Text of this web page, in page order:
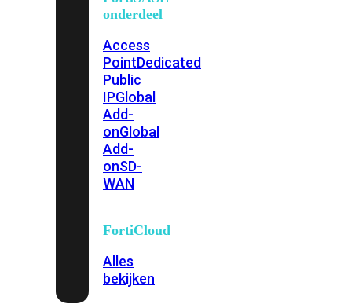
onderdeel
Access
PointDedicated
Public
IPGlobal
Add-
onGlobal
Add-
onSD-
WAN
FortiCloud
Alles
bekijken